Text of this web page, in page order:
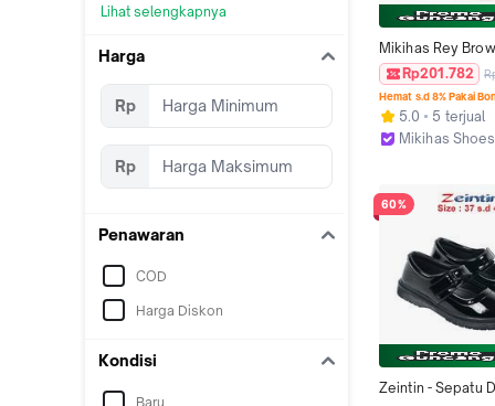
Lihat selengkapnya
Harga
Rp
Rp
Penawaran
COD
Harga Diskon
Kondisi
Baru
Mikihas Rey
Docmart Pria
On Cokelat -
Flat Shoes Style
Sintetis Premium
Karet
Rp201.782
Hemat s.d 8% Pakai
5.0
5 terjual
Mikihas Shoes
60%
Zeintin - Sepatu